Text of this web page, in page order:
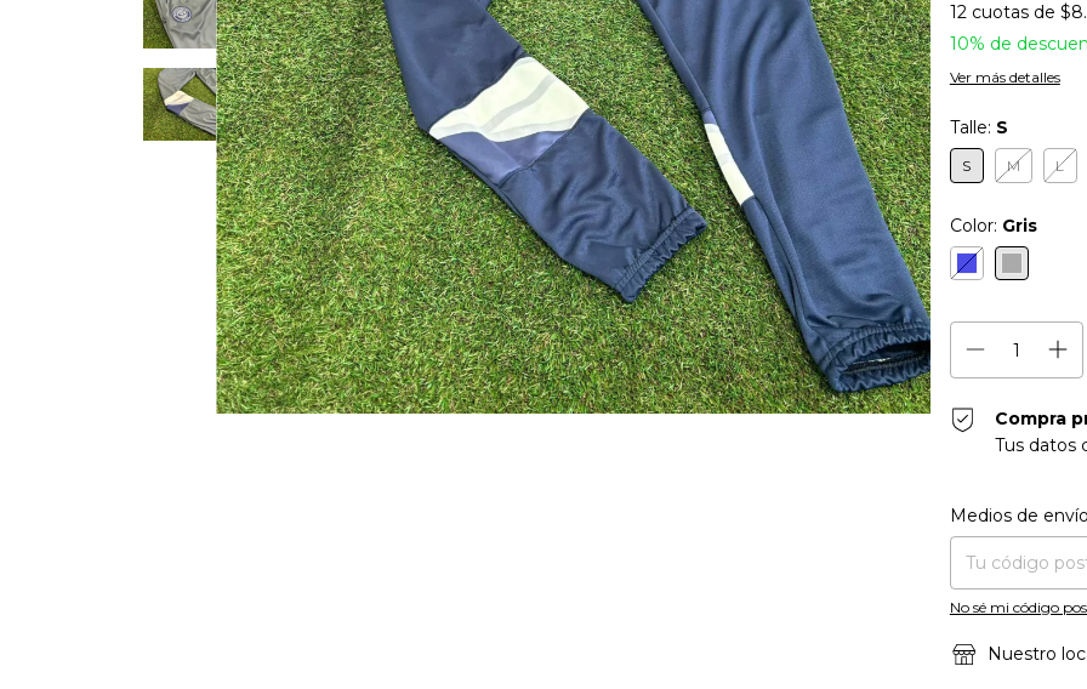
12 cuotas de
10% de
Ver más detalles
Talle: S
S M L
Color: Gris
Compra
Tus datos
Entregas para el CP:
Medios de envío
No sé mi código
Nuestro